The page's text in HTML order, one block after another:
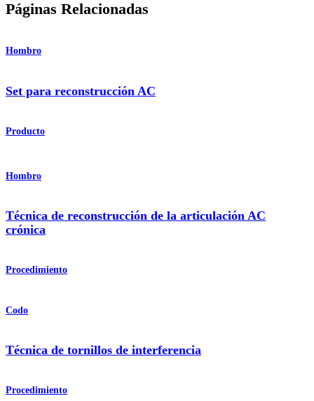
Páginas Relacionadas
Hombro
Set para reconstrucción AC
Producto
Hombro
Técnica de reconstrucción de la articulación AC
crónica
Procedimiento
Codo
Técnica de tornillos de interferencia
Procedimiento